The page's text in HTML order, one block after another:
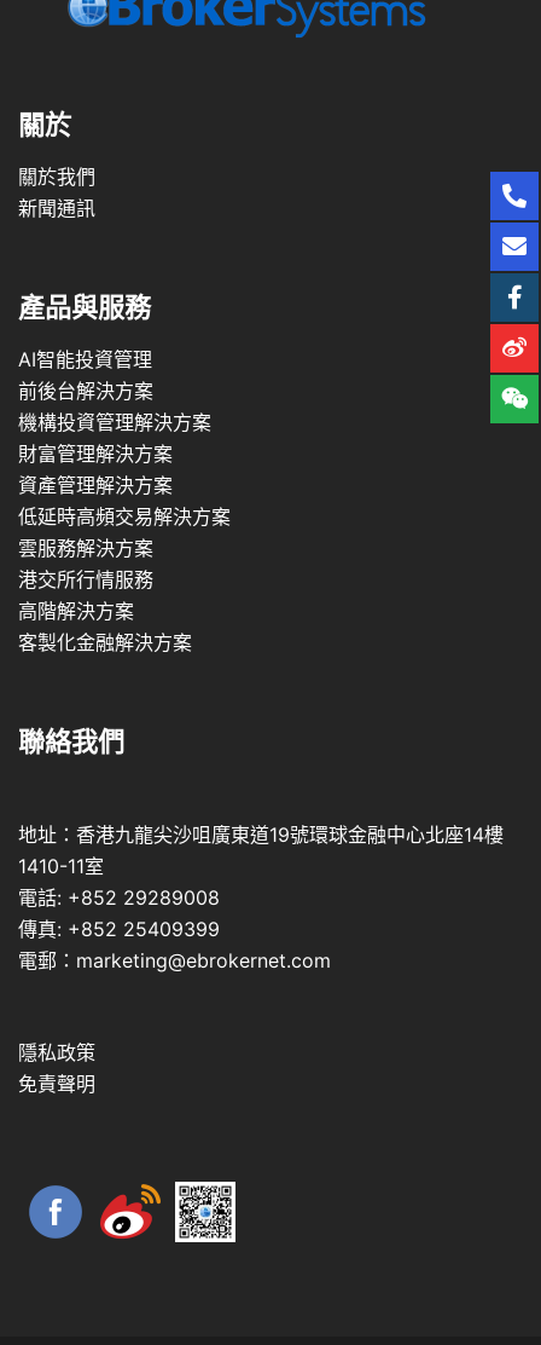
關於
關於我們
新聞通訊
產品與服務
AI智能投資管理
前後台解決方案
機構投資管理解決方案
財富管理解決方案
資產管理解決方案
低延時高頻交易解決方案
雲服務解決方案
港交所行情服務
高階解決方案
客製化金融解決方案
聯絡我們
地址：香港九龍尖沙咀廣東道19號環球金融中心北座14樓
1410-11室
電話: +852 29289008
傳真: +852 25409399
電郵：marketing@ebrokernet.com
隱私政策
免責聲明